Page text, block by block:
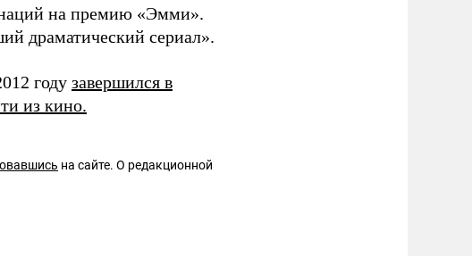
на премию «Эмми».
драматический сериал».
году завершился в
из кино.
на сайте. О редакционной